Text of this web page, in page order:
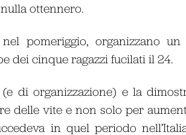
ottennero.
pomeriggio, organizzano un
dei cinque ragazzi fucilati il 24.
di organizzazione) e la
delle vite e non solo per
in quel periodo